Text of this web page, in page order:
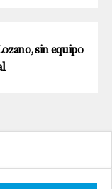
sin equipo